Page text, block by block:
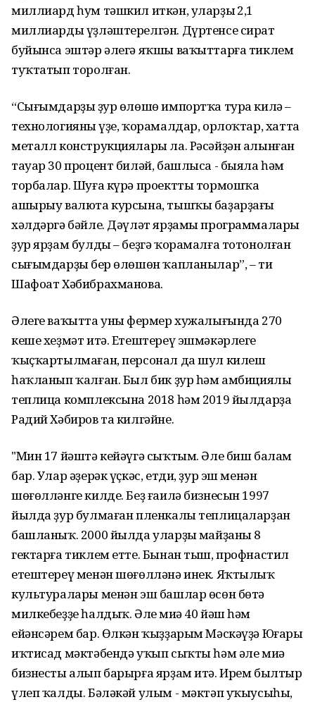
миллиард һум тәшкил иткән, уларҙың 2,1
миллиарды үҙләштерелгән. Дүртенсе сират
буйынса эштәр әлегә яҡшы ваҡыттарға тиклем
туҡтатып торолған.
“Сығымдарҙың ҙур өлөшө импортҡа тура килә –
технологияның үҙе, ҡорамалдар, орлоҡтар, хатта
металл конструкциялары ла. Рәсәйҙән алынған
тауар 30 процент биләй, башлыса - быяла һәм
торбалар. Шуға күрә проектты тормошҡа
ашырыу валюта курсына, тышҡы баҙарҙағы
хәлдәргә бәйле. Дәүләт ярҙамы программалары
ҙур ярҙам булды – беҙгә ҡорамалға тотонолған
сығымдарҙың бер өлөшөн ҡапланылар”, – ти
Шафоат Хәбибрахманова.
Әлеге ваҡытта уның фермер хужалығында 270
кеше хеҙмәт итә. Етештереү эшмәкәрлеге
ҡыҫҡартылмаған, персонал да шул килеш
һаҡланып ҡалған. Был бик ҙур һәм амбициялы
теплица комплексына 2018 һәм 2019 йылдарҙа
Радий Хәбиров та килгәйне.
"Мин 17 йәштә кейәүгә сыҡтым. Әле биш балам
бар. Улар әҙерәк үҫкәс, етди, ҙур эш менән
шөғөлләнге килде. Беҙ ғаилә бизнесын 1997
йылда ҙур булмаған пленкалы теплицаларҙан
башланыҡ. 2000 йылда уларҙың майҙаны 8
гектарға тиклем етте. Бынан тыш, профнастил
етештереү менән шөғөлләнә инек. Яҡтылыҡ
культуралары менән эш башлар өсөн бөтә
милкебеҙҙе һалдыҡ. Әле миңә 40 йәш һәм
ейәнсәрем бар. Өлкән ҡыҙҙарым Мәскәүҙә Юғары
иҡтисад мәктәбендә уҡып сыҡты һәм әле миңә
бизнесты алып барырға ярҙам итә. Ирем былтыр
үлеп ҡалды. Бәләкәй улым - мәктәп уҡыусыһы,